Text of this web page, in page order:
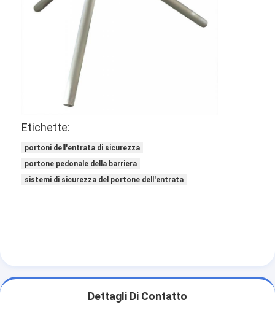
Etichette:
portoni dell'entrata di sicurezza
portone pedonale della barriera
sistemi di sicurezza del portone dell'entrata
Dettagli Di Contatto